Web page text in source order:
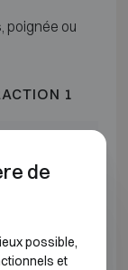
poignée ou
1
extérieures
poignée ou
de
possible,
et